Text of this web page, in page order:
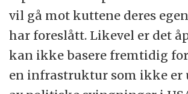
vil gå mot kuttene deres
har foreslått. Likevel er det
kan ikke basere fremtidig
en infrastruktur som ikke er